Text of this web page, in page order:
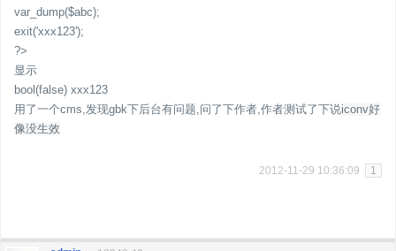
var_dump($abc);
exit('xxx123');
?>
显示
bool(false) xxx123
用了一个cms,发现gbk下后台有问题,问了下作者,作者测试了下说iconv好
像没生效
2012-11-29 10:36:09 1